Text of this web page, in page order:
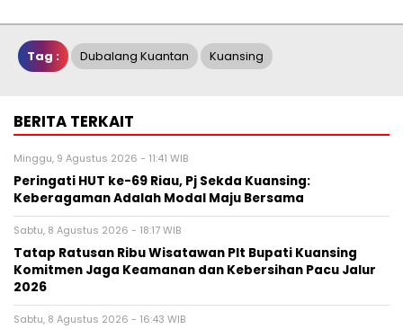
Tag : Dubalang Kuantan Kuansing
BERITA TERKAIT
Minggu, 9 Agustus 2026 - 11:41 WIB
Peringati HUT ke-69 Riau, Pj Sekda Kuansing:
Keberagaman Adalah Modal Maju Bersama
Sabtu, 8 Agustus 2026 - 18:17 WIB
Tatap Ratusan Ribu Wisatawan Plt Bupati Kuansing
Komitmen Jaga Keamanan dan Kebersihan Pacu Jalur
2026
Sabtu, 8 Agustus 2026 - 16:43 WIB